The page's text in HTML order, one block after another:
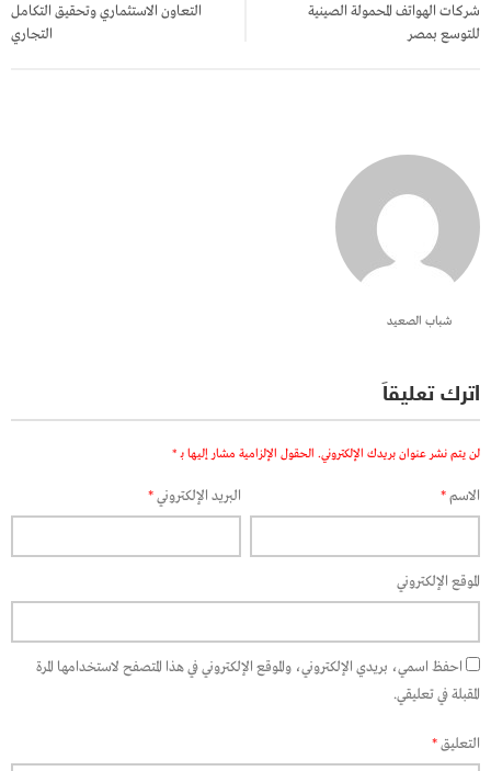
شركات الهواتف المحمولة الصينية
للتوسع بمصر
التعاون الاستثماري وتحقيق التكامل
التجاري
شباب الصعيد
اترك تعليقاً
لن يتم نشر عنوان بريدك الإلكتروني. الحقول الإلزامية مشار إليها بـ *
الاسم* البريد الإلكتروني*
الموقع الإلكتروني
احفظ اسمي، بريدي الإلكتروني، والموقع الإلكتروني في هذا المتصفح لاستخدامها المرة
المقبلة في تعليقي.
التعليق*